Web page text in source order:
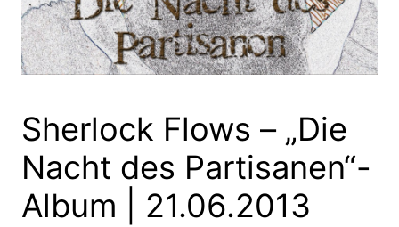
Sherlock Flows – „Die
Nacht des Partisanen“-
Album | 21.06.2013